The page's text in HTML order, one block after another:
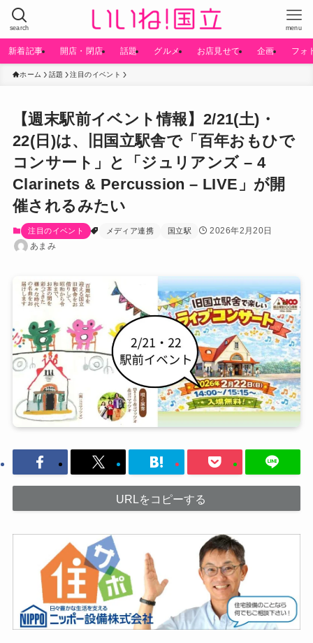
search menu
新着記事 開店・閉店 話題 グルメ お店見せて 企画 フォ
ホーム 話題 注目のイベント
【週末駅前イベント情報】2/21(土)・
22(日)は、旧国立駅舎で「百年おもひで
コンサート」と「ジュリアンズ – 4
Clarinets & Percussion – LIVE」が開
催されるみたい
注目のイベント メディア連携 国立駅
2026年2月20日
あまみ
URLをコピーする